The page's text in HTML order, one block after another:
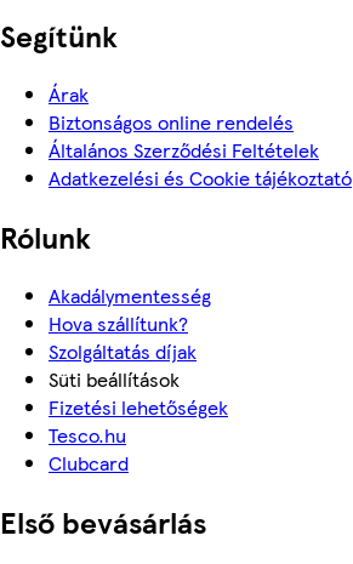
Segítünk
Árak
Biztonságos online rendelés
Általános Szerződési Feltételek
Adatkezelési és Cookie tájékoztató
Rólunk
Akadálymentesség
Hova szállítunk?
Szolgáltatás díjak
Süti beállítások
Fizetési lehetőségek
Tesco.hu
Clubcard
Első bevásárlás